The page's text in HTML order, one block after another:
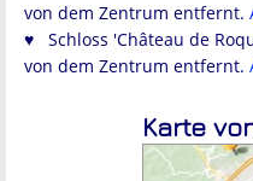
von dem Zentrum entfernt.
♥ Schloss 'Château de
von dem Zentrum entfernt.
Karte